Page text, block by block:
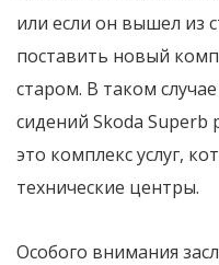
или если он вышел из
поставить новый
старом. В таком
сидений Skoda
это комплекс услуг,
технические центры.
Особого внимания